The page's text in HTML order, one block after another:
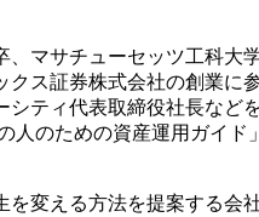
、マサチューセッツ工科
クス証券株式会社の創業
シティ代表取締役社長な
人のための資産運用ガイ
を変える方法を提案する